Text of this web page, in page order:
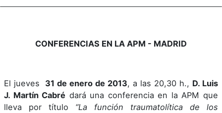
CONFERENCIAS EN LA APM - MADRID
El jueves 31 de enero de 2013, a las 20,30 h., D. Luis
J. Martín Cabré dará una conferencia en la APM que
lleva por título “La función traumatolítica de los